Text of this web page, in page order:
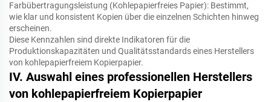
Farbübertragungsleistung (Kohlepapierfreies Papier): Bestimmt,
wie klar und konsistent Kopien über die einzelnen Schichten hinweg
erscheinen.
Diese Kennzahlen sind direkte Indikatoren für die
Produktionskapazitäten und Qualitätsstandards eines Herstellers
von kohlepapierfreiem Kopierpapier.
IV. Auswahl eines professionellen Herstellers
von kohlepapierfreiem Kopierpapier